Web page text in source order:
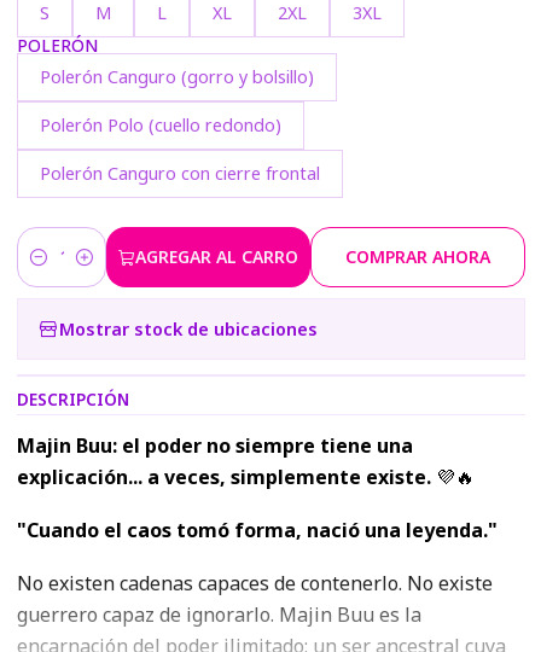
S
M L XL 2XL
3XL
POLERÓN
Polerón Canguro (gorro y bolsillo)
Polerón Polo (cuello redondo)
Polerón Canguro con cierre frontal
Cantidad
AGREGAR AL CARRO COMPRAR AHORA
Mostrar stock de ubicaciones
DESCRIPCIÓN
Majin Buu: el poder no siempre tiene una
explicación... a veces, simplemente existe.💜🔥
"Cuando el caos tomó forma, nació una leyenda."
No existen cadenas capaces de contenerlo. No existe
guerrero capaz de ignorarlo. Majin Buu es la
encarnación del poder ilimitado: un ser ancestral cuya